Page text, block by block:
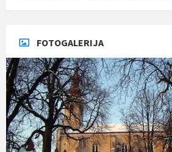
FOTOGALERIJA